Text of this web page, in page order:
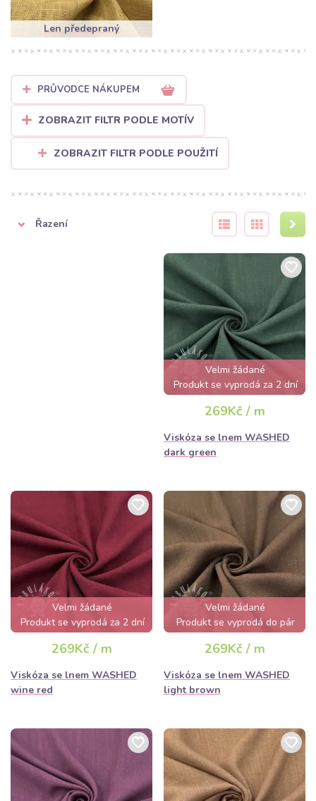
srážlivost. Jeho typická mačkavost není chybou, ale znakem
pravosti a luxusu. Pokud preferujete hladší vzhled, zvolte náš
měkčený len.
Len předepraný
PRŮVODCE NÁKUPEM
ZOBRAZIT FILTR PODLE MOTÍV
ZOBRAZIT FILTR PODLE POUŽITÍ
Řazení
Velmi žádané
Produkt se vyprodá za 2 dní
269Kč / m
Viskóza se lnem WASHED
dark green
Velmi žádané
Produkt se vyprodá za 2 dní
269Kč / m
Viskóza se lnem WASHED
wine red
Velmi žádané
Produkt se vyprodá do pár
hodin
269Kč / m
Viskóza se lnem WASHED
light brown